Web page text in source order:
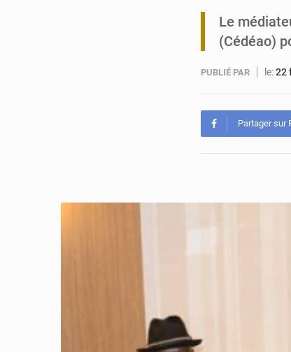
Le
(Cédéao)
PUBLIÉ PAR le:22
Partager sur